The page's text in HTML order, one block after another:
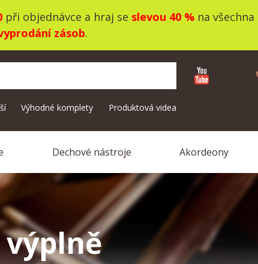
při objednávce a hraj se slevou 40 %na všechna
zásob.
Výhodné komplety Produktová videa
Dechové nástroje Akordeony
výplně